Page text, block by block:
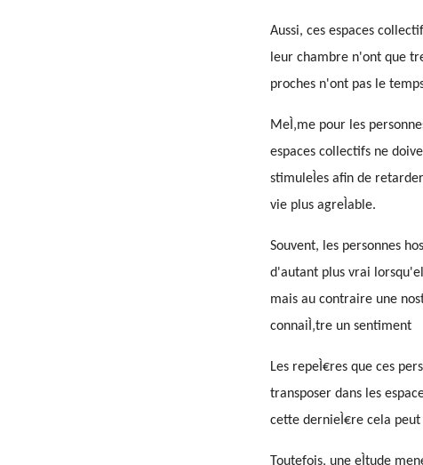
Aussi, ces espaces
leur chambre n'ont que
proches n'ont pas le
MeÌ‚me pour les
espaces collectifs ne
stimuleÌes afin de
vie plus agreÌable.
Souvent, les personnes
d'autant plus vrai
mais au contraire une
connaiÌ‚tre un sentiment
Les repeÌ€res que ces
transposer dans les
cette dernieÌ€re cela peut
Toutefois, une eÌtude